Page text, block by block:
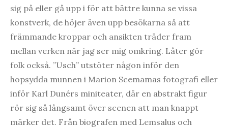
sig på eller gå upp i för att bättre kunna se vissa
konstverk, de höjer även upp besökarna så att
främmande kroppar och ansikten träder fram
mellan verken när jag ser mig omkring. Låter gör
folk också. ”Usch” utstöter någon inför den
hopsydda munnen i Marion Scemamas fotografi eller
inför Karl Dunérs miniteater, där en abstrakt figur
rör sig så långsamt över scenen att man knappt
märker det. Från biografen med Lemsalus och